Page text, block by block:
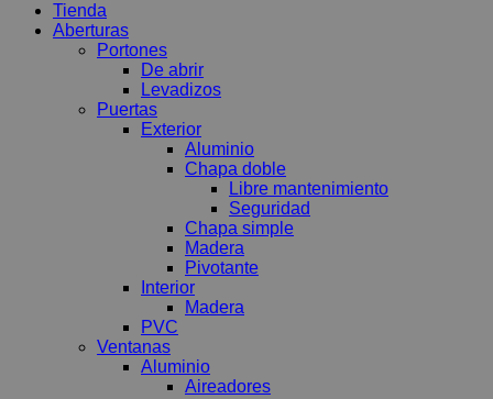
Tienda
Aberturas
Portones
De abrir
Levadizos
Puertas
Exterior
Aluminio
Chapa doble
Libre mantenimiento
Seguridad
Chapa simple
Madera
Pivotante
Interior
Madera
PVC
Ventanas
Aluminio
Aireadores